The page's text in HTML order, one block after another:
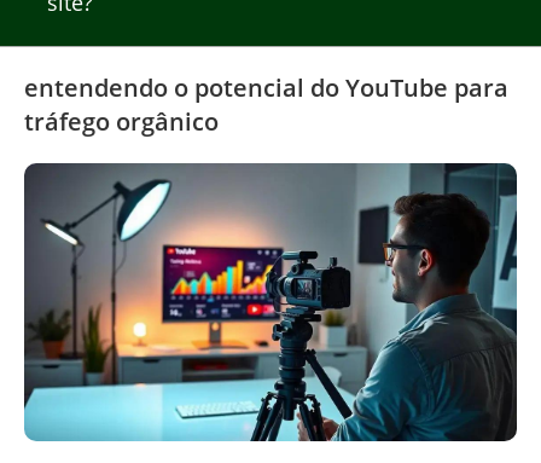
entendendo o potencial do YouTube para
tráfego orgânico